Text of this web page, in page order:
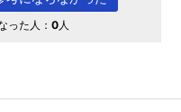
った人： 0 人